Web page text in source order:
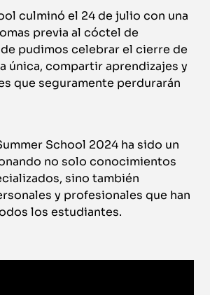
culminó el 24 de julio con una
previa al cóctel de
pudimos celebrar el cierre de
única, compartir aprendizajes y
que seguramente perdurarán
School 2024 ha sido un
no solo conocimientos
sino también
y profesionales que han
los estudiantes.